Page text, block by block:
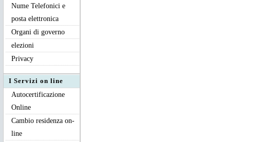
Nume Telefonici e
posta elettronica
Organi di governo
elezioni
Privacy
I Servizi on line
Autocertificazione
Online
Cambio residenza on-
line